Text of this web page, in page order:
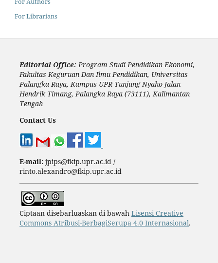
For Librarians
Editorial Office:Program Studi Pendidikan Ekonomi,
Fakultas Keguruan Dan Ilmu Pendidikan, Universitas
Palangka Raya, Kampus UPR Tunjung Nyaho Jalan
Hendrik Timang, Palangka Raya (73111), Kalimantan
Tengah
Contact Us
E-mail:jpips@fkip.upr.ac.id /
rinto.alexandro@fkip.upr.ac.id
Ciptaan disebarluaskan di bawah Lisensi Creative
Commons Atribusi-BerbagiSerupa 4.0 Internasional.